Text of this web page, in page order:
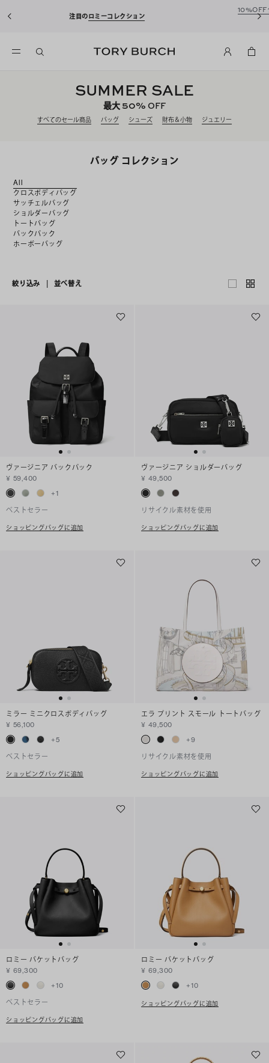
新規アカウント登録*で、20,000円(税
込)以上のお買い物にご利用いただけます。
SUMMER SALE
最大50% OFF
すべてのセール商品 バッグ シューズ 財布＆小物 ジュエリー
バッグ コレクション
All
クロスボディバッグ
サッチェルバッグ
ショルダーバッグ
トートバッグ
バックパック
ホーボーバッグ
絞り込み 並べ替え
ヴァージニア バックパック
¥ 59,400
+1
ベストセラー
ショッピングバッグに追加
ヴァージニア ショルダーバッグ
¥ 49,500
リサイクル素材を使用
ショッピングバッグに追加
ミラー ミニクロスボディバッグ
¥ 56,100
+5
ベストセラー
ショッピングバッグに追加
エラ プリント スモール トートバッグ
¥ 49,500
+9
リサイクル素材を使用
ショッピングバッグに追加
ロミー バケットバッグ
¥ 69,300
+10
ベストセラー
ショッピングバッグに追加
ロミー バケットバッグ
¥ 69,300
+10
ショッピングバッグに追加